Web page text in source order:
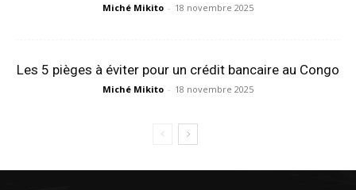
Miché Mikito - 18 novembre 2025
Les 5 pièges à éviter pour un crédit bancaire au Congo
Miché Mikito - 18 novembre 2025